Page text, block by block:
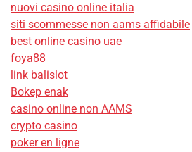
nuovi casino online italia
siti scommesse non aams affidabile
best online casino uae
foya88
link balislot
Bokep enak
casino online non AAMS
crypto casino
poker en ligne